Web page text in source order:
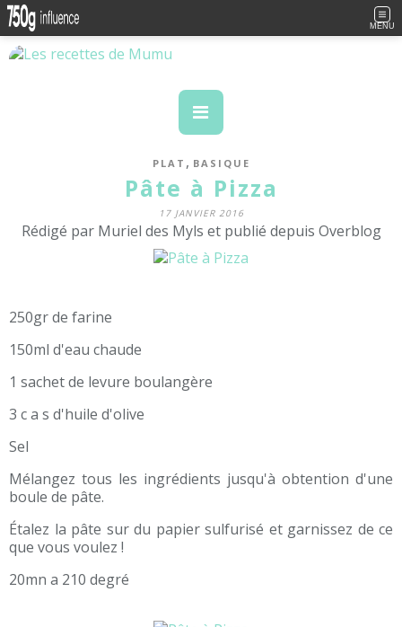
MENU
PLAT , BASIQUE
Pâte à Pizza
17 JANVIER 2016
Rédigé par Muriel des Myls et publié depuis Overblog
250gr de farine
150ml d'eau chaude
1 sachet de levure boulangère
3 c a s d'huile d'olive
Sel
Mélangez tous les ingrédients jusqu'à obtention d'une
boule de pâte.
Étalez la pâte sur du papier sulfurisé et garnissez de ce
que vous voulez !
20mn a 210 degré